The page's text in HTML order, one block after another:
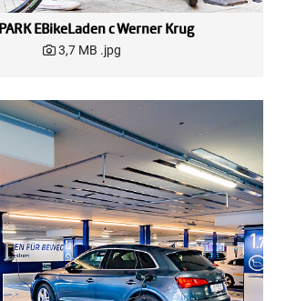
EBikeLaden c Werner Krug
3,7 MB .jpg